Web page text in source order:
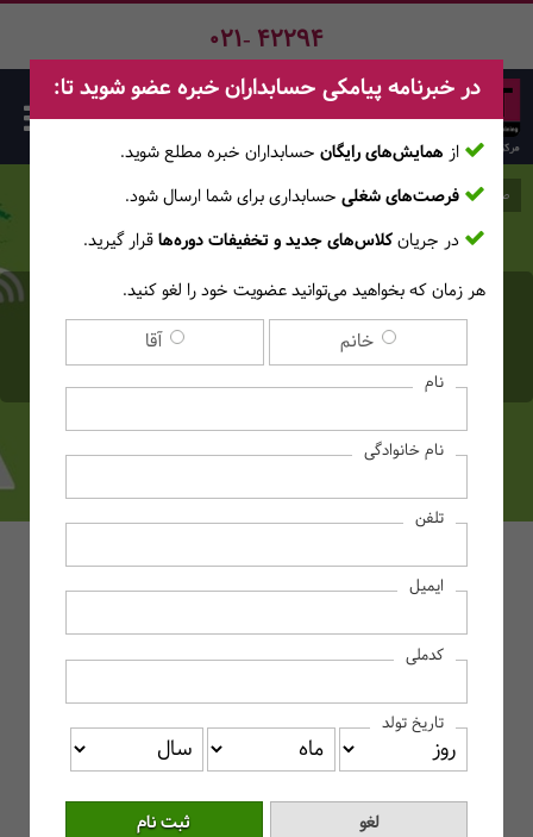
021- 42294
همه چیز درباره حسابداری
ابری و آنلاین
صفحه اصلی وبلاگ
همه چیز درباره حسابداری ابری و آنلاین
ویژگی‌های حسابداری ابری
مزایای حسابداری ابری
معایب حسابداری ابری
معرفی بهترین نرم افزار‌های حسابداری ابری
در خبرنامه پیامکی حسابداران خبره عضو شوید تا:
از همایش‌های رایگان حسابداران خبره مطلع ‎شوید.
فرصت‌های شغلی حسابداری برای شما ارسال شود.
در جریانکلاس‌های جدید و تخفیفات دوره‌هاقرار گیرید.
هر زمان که بخواهید می‌توانید عضویت خود را لغو کنید.
خانم آقا
نام
نام خانوادگی
تلفن
ایمیل
کدملی
تاریخ تولد